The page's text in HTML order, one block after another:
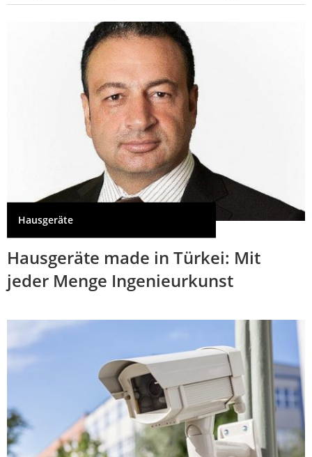
Hausgeräte
Hausgeräte made in Türkei: Mit
jeder Menge Ingenieurkunst